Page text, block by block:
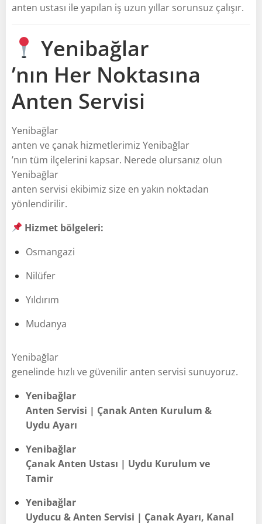
anten ustası ile yapılan iş uzun yıllar sorunsuz çalışır.
Yenibağlar
’nın Her Noktasına
Anten Servisi
Yenibağlar
anten ve çanak hizmetlerimiz Yenibağlar
’nın tüm ilçelerini kapsar. Nerede olursanız olun
Yenibağlar
anten servisi ekibimiz size en yakın noktadan
yönlendirilir.
Hizmet bölgeleri:
Osmangazi
Nilüfer
Yıldırım
Mudanya
Yenibağlar
genelinde hızlı ve güvenilir anten servisi sunuyoruz.
Yenibağlar
Anten Servisi | Çanak Anten Kurulum &
Uydu Ayarı
Yenibağlar
Çanak Anten Ustası | Uydu Kurulum ve
Tamir
Yenibağlar
Uyducu & Anten Servisi | Çanak Ayarı, Kanal